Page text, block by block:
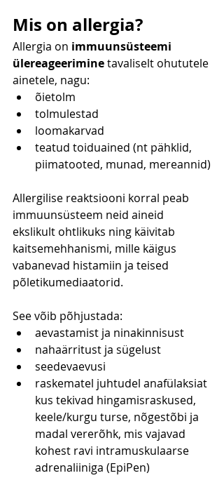
Mis on allergia?
Allergia on immuunsüsteemi
ülereageerimine tavaliselt ohututele
ainetele, nagu:
õietolm
tolmulestad
loomakarvad
teatud toiduained (nt pähklid,
piimatooted, munad, mereannid)
Allergilise reaktsiooni korral peab
immuunsüsteem neid aineid
ekslikult ohtlikuks ning käivitab
kaitsemehhanismi, mille käigus
vabanevad histamiin ja teised
põletikumediaatorid.
See võib põhjustada:
aevastamist ja ninakinnisust
nahaärritust ja sügelust
seedevaevusi
raskematel juhtudel anafülaksiat
kus tekivad hingamisraskused,
keele/kurgu turse, nõgestõbi ja
madal vererõhk, mis vajavad
kohest ravi intramuskulaarse
adrenaliiniga (EpiPen)